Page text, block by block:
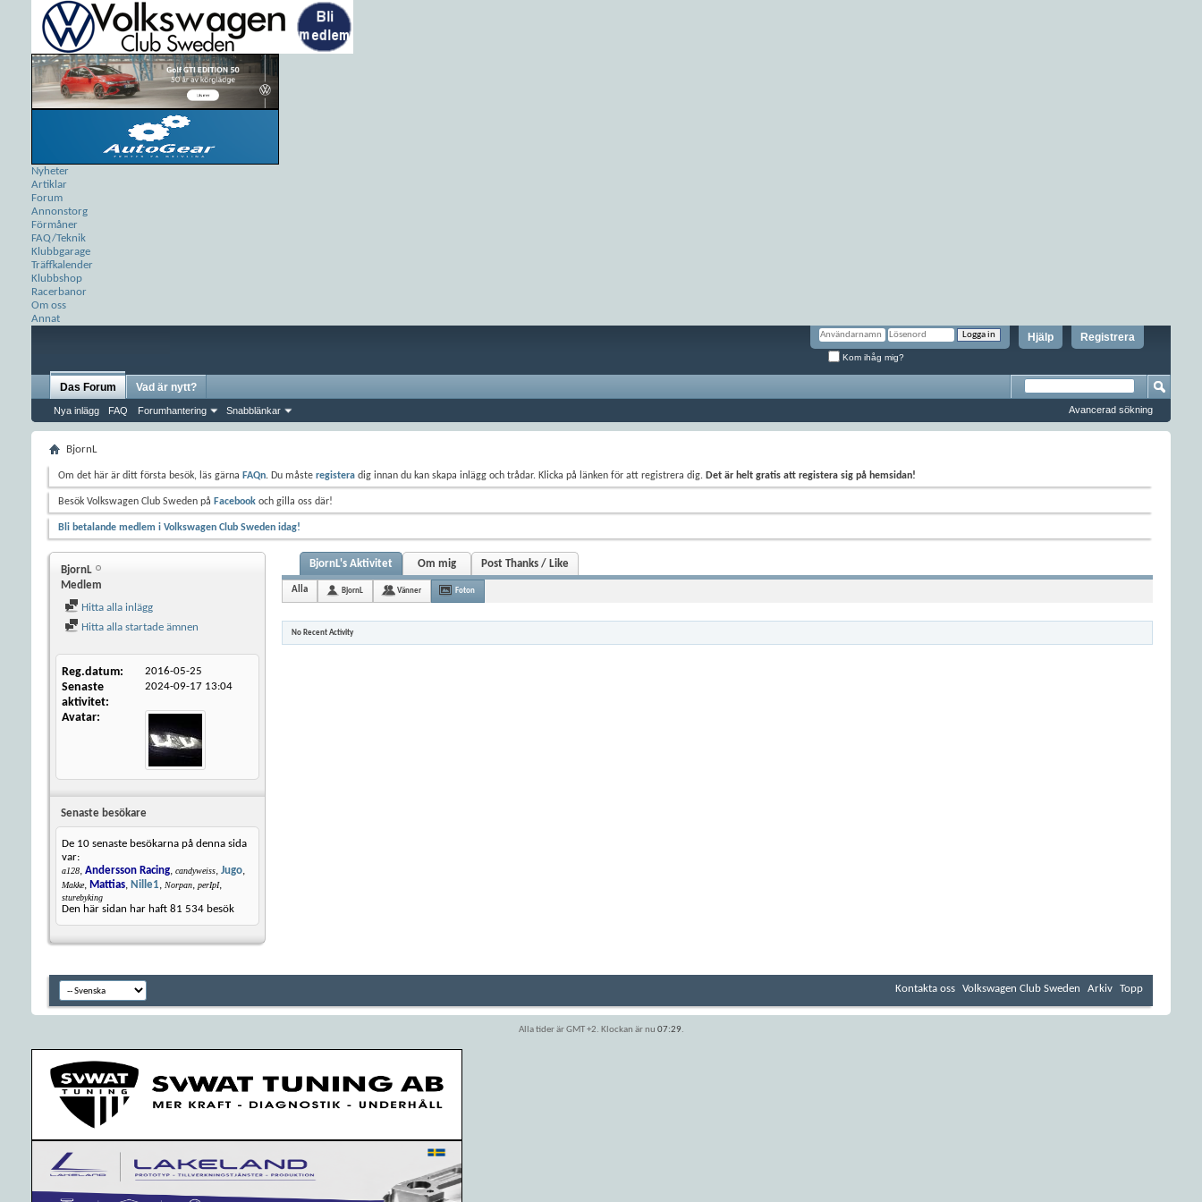
Nyheter
Artiklar
Forum
Annonstorg
Förmåner
FAQ/Teknik
Klubbgarage
Träffkalender
Klubbshop
Racerbanor
Om oss
Annat
Registrera
Hjälp
Kom ihåg mig?
Das Forum
Nya inlägg FAQ Forumhantering Snabblänkar
Vad är nytt?
Avancerad sökning
BjornL
Om det här är ditt första besök, läs gärna FAQn. Du måste registera dig innan du kan skapa inlägg och trådar. Klicka på länken för att registrera dig. Det är helt gratis att registera sig på hemsidan!
Besök Volkswagen Club Sweden på Facebook och gilla oss där!
Bli betalande medlem i Volkswagen Club Sweden idag!
BjornL
Medlem
Hitta alla inlägg
Hitta alla startade ämnen
Reg.datum 2016-05-25
Senaste
aktivitet
2024-09-17 13:04
Avatar
Senaste besökare
De 10 senaste besökarna på denna sida
var:
a128, Andersson Racing, candyweiss, Jugo,
Makke, Mattias, Nille1, Norpan, perIpI,
sturebyking
Den här sidan har haft 81 534 besök
BjornL's Aktivitet Om mig Post Thanks / Like
Alla BjornL Vänner Foton
No Recent Activity
Kontakta oss Volkswagen Club Sweden Arkiv Topp
Alla tider är GMT +2. Klockan är nu 07:29.